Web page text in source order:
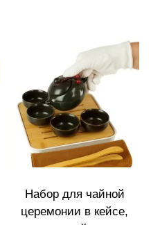
Набор для чайной
церемонии в кейсе,